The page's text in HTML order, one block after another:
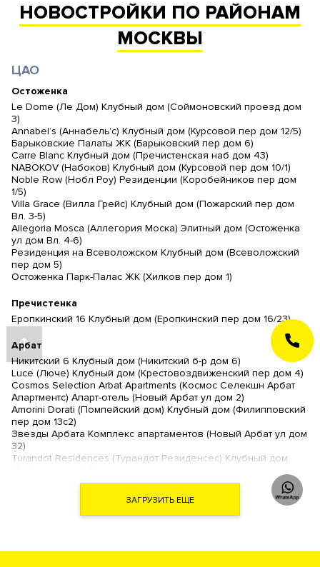
НОВОСТРОЙКИ ПО РАЙОНАМ
МОСКВЫ
ЦАО
Остоженка
Le Dome (Ле Дом) Клубный дом (Соймоновский проезд дом
3)
Annabel’s (Аннабель’с) Клубный дом (Курсовой пер дом 12/5)
Барыковские Палаты ЖК (Барыковский пер дом 6)
Carre Blanc Клубный дом (Пречистенская наб дом 43)
NABOKOV (Набоков) Клубный дом (Курсовой пер дом 10/1)
Noble Row (Нобл Роу) Резиденции (Коробейников пер дом
1/5)
Villa Grace (Вилла Грейс) Клубный дом (Пожарский пер дом
Вл. 3-5)
Allegoria Mosca (Аллегория Моска) Элитный дом (Остоженка
ул дом Вл. 4-6)
Резиденция на Всеволожском Клубный дом (Всеволожский
пер дом 5)
Остоженка Парк-Палас ЖК (Хилков пер дом 1)
Пречистенка
Еропкинский 16 Клубный дом (Еропкинский пер дом 16/23)
Арбат
Никитский 6 Клубный дом (Никитский б-р дом 6)
Luce (Люче) Клубный дом (Крестовоздвиженский пер дом 4)
Cosmos Selection Arbat Apartments (Космос Селекшн Арбат
Апартментс) Апарт-отель (Новый Арбат ул дом 2)
Amorini Dorati (Помпейский дом) Клубный дом (Филипповский
пер дом 13с2)
Звезды Арбата Комплекс апартаментов (Новый Арбат ул дом
32)
Turandot Residences (Турандот Резиденсес) Клубный дом
Artisan (Артизан) Клубный дом (Арбат ул дом 39)
Дом Наркомфина (Новинский б-р дом 25 )
Дом на Хлебном (Хлебный пер дом 19)
The Book (Зе Бук) Комплекс апартаментов (Новый Арбат ул
б-р дом 12)
ЗАГРУЗИТЬ ЕЩЕ
ЗАКАЗАТЬ
ЗВОНОК